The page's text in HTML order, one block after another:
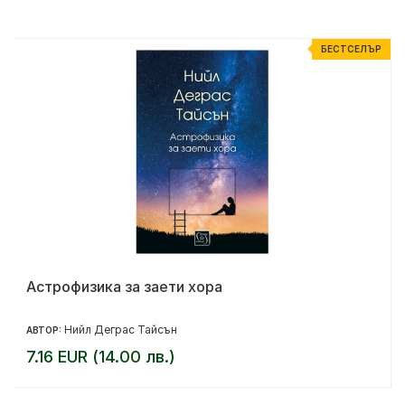
БЕСТСЕЛЪР
Астрофизика за заети хора
АВТОР: Нийл Деграс Тайсън
7.16 EUR (14.00 лв.)